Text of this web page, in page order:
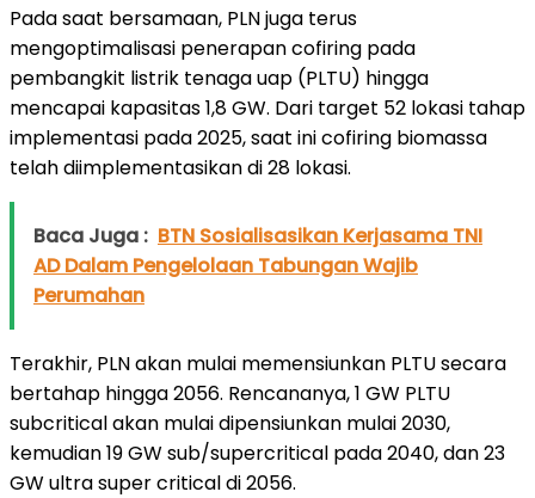
Pada saat bersamaan, PLN juga terus
mengoptimalisasi penerapan cofiring pada
pembangkit listrik tenaga uap (PLTU) hingga
mencapai kapasitas 1,8 GW. Dari target 52 lokasi tahap
implementasi pada 2025, saat ini cofiring biomassa
telah diimplementasikan di 28 lokasi.
Baca Juga : BTN Sosialisasikan Kerjasama TNI
AD Dalam Pengelolaan Tabungan Wajib
Perumahan
Terakhir, PLN akan mulai memensiunkan PLTU secara
bertahap hingga 2056. Rencananya, 1 GW PLTU
subcritical akan mulai dipensiunkan mulai 2030,
kemudian 19 GW sub/supercritical pada 2040, dan 23
GW ultra super critical di 2056.